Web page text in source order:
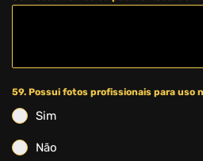
59. Possui fotos profissionais para uso
Sim
Não